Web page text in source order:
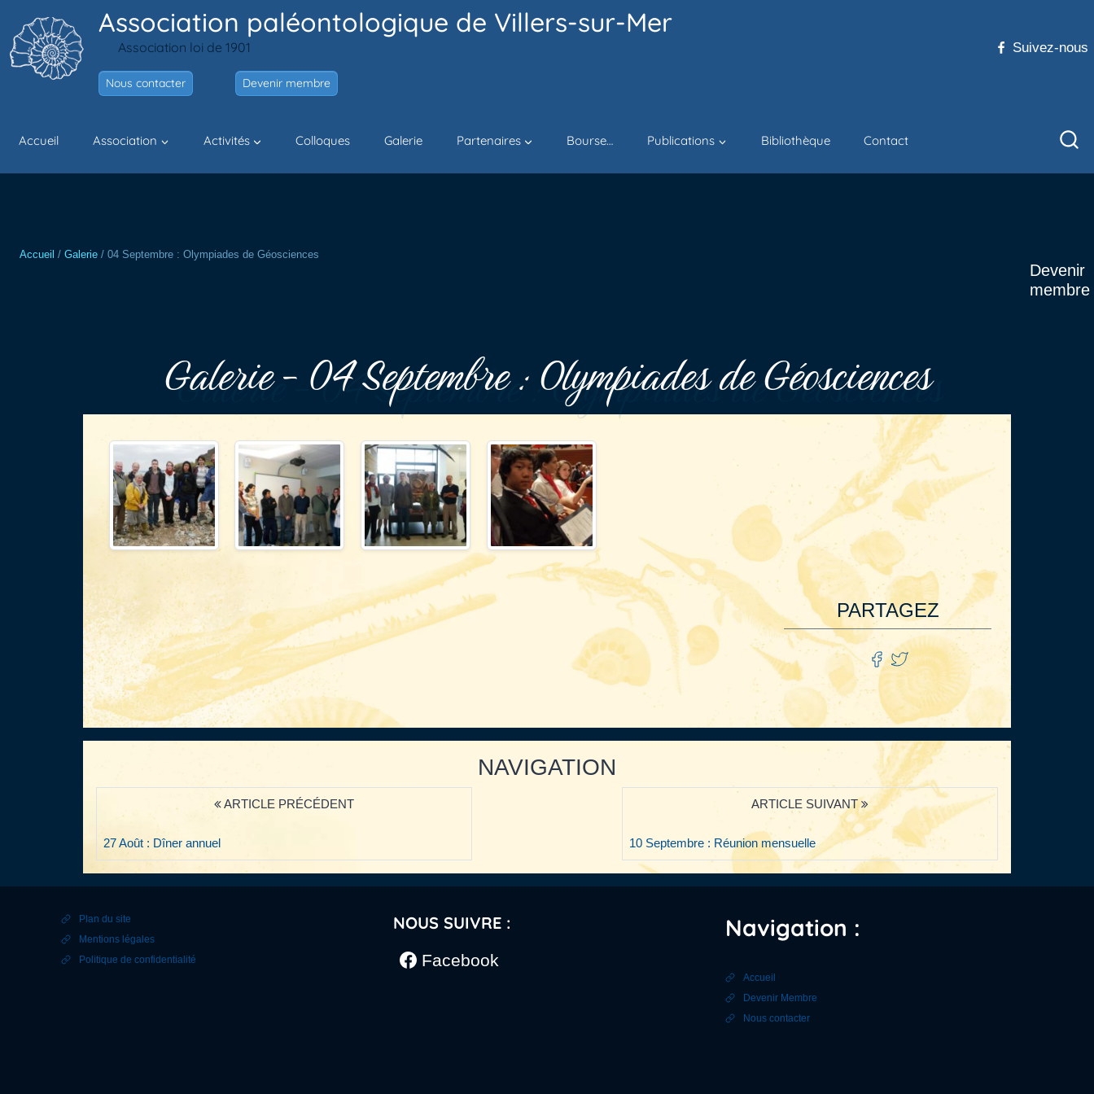
contenu
Association paléontologique de Villers-sur-Mer
Association loi de 1901
Nous contacter Devenir membre
Suivez-nous
Accueil Association Activités Colloques Galerie Partenaires Bourse… Publications Bibliothèque Contact
Devenir
membre
Accueil / Galerie / 04 Septembre : Olympiades de Géosciences
Galerie - 04 Septembre : Olympiades de Géosciences
PARTAGEZ
NAVIGATION
ARTICLE PRÉCÉDENT
27 Août : Dîner annuel
ARTICLE SUIVANT
10 Septembre : Réunion mensuelle
Plan du site
Mentions légales
Politique de confidentialité
NOUS SUIVRE :
Facebook
Navigation :
Accueil
Devenir Membre
Nous contacter